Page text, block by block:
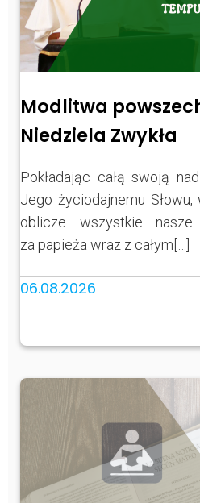
Modlitwa
Niedziela Zwykła
Pokładając całą swoją
Jego życiodajnemu
oblicze wszystkie nasze
za papieża wraz z całym[…]
06.08.2026